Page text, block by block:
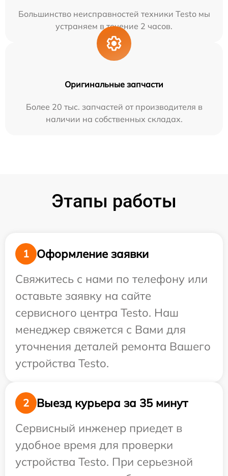
Большинство неисправностей техники Testo мы
устраняем в течение 2 часов.
Оригинальные запчасти
Более 20 тыс. запчастей от производителя в
наличии на собственных складах.
Этапы работы
1
Оформление заявки
Свяжитесь с нами по телефону или
оставьте заявку на сайте
сервисного центра Testo. Наш
менеджер свяжется с Вами для
уточнения деталей ремонта Вашего
устройства Testo.
2
Выезд курьера за 35 минут
Сервисный инженер приедет в
удобное время для проверки
устройства Testo. При серьезной